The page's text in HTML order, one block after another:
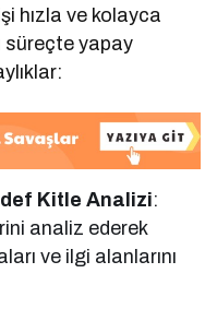
hızla ve kolayca
süreçte yapay
Kitle Analizi:
analiz ederek
ve ilgi alanlarını